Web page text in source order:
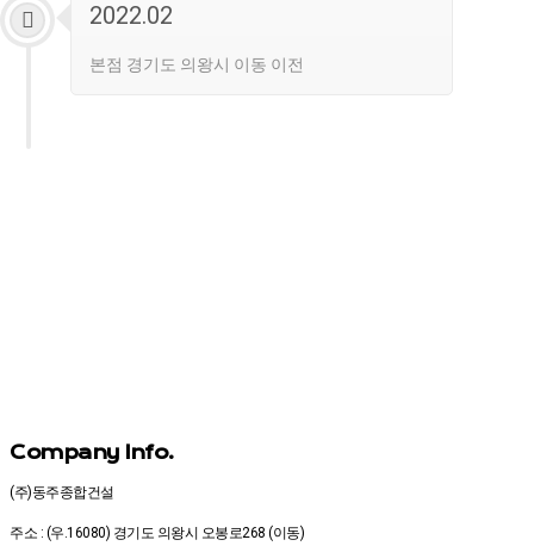
2022.02
본점 경기도 의왕시 이동 이전
Company Info.
(주)동주종합건설
주소 : (우.16080) 경기도 의왕시 오봉로268 (이동)